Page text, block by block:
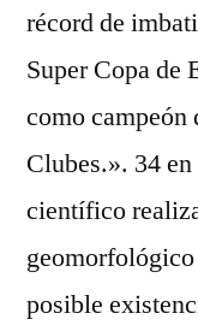
récord de
Super Copa de
como campeón
Clubes.». 34
científico
posible